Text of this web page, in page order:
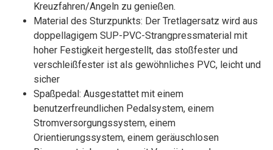
Kreuzfahren/Angeln zu genießen.
Material des Sturzpunkts: Der Tretlagersatz wird aus
doppellagigem SUP-PVC-Strangpressmaterial mit
hoher Festigkeit hergestellt, das stoßfester und
verschleißfester ist als gewöhnliches PVC, leicht und
sicher
Spaßpedal: Ausgestattet mit einem
benutzerfreundlichen Pedalsystem, einem
Stromversorgungssystem, einem
Orientierungssystem, einem geräuschlosen